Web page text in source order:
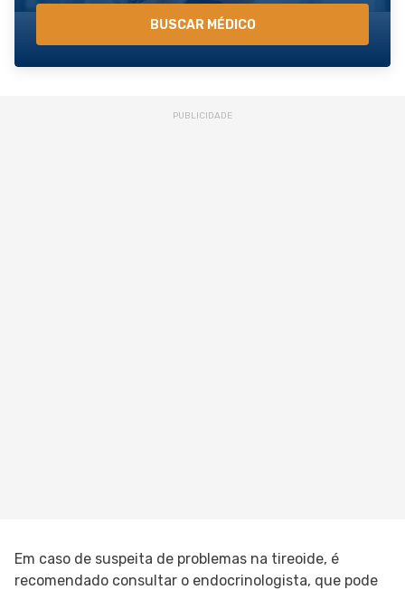
BUSCAR MÉDICO
Em caso de suspeita de problemas na tireoide, é
recomendado consultar o endocrinologista, que pode